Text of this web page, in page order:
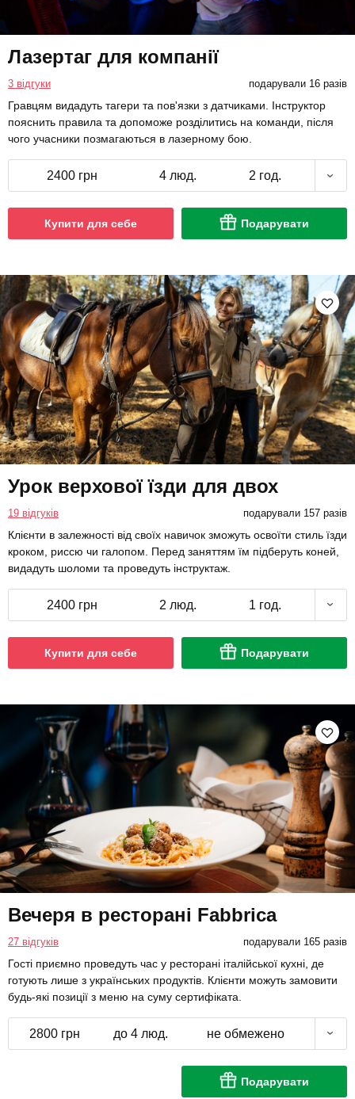
Лазертаг для компанії
3 відгуки подарували 16 разів
Гравцям видадуть тагери та пов'язки з датчиками. Інструктор
пояснить правила та допоможе розділитись на команди, після
чого учасники позмагаються в лазерному бою.
2400 грн 4 люд. 2 год.
Купити для себе Подарувати
Урок верхової їзди для двох
19 відгуків подарували 157 разів
Клієнти в залежності від своїх навичок зможуть освоїти стиль їзди
кроком, риссю чи галопом. Перед заняттям їм підберуть коней,
видадуть шоломи та проведуть інструктаж.
2400 грн 2 люд. 1 год.
Купити для себе Подарувати
Вечеря в ресторані Fabbrica
27 відгуків подарували 165 разів
Гості приємно проведуть час у ресторані італійської кухні, де
готують лише з українських продуктів. Клієнти можуть замовити
будь-які позиції з меню на суму сертифіката.
2800 грн до 4 люд. не обмежено
Подарувати